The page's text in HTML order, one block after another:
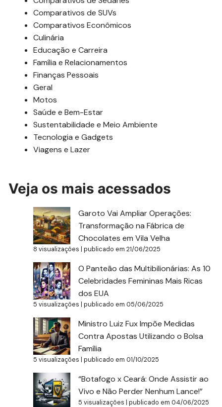
Comparativos de SUVs
Comparativos Econômicos
Culinária
Educação e Carreira
Família e Relacionamentos
Finanças Pessoais
Geral
Motos
Saúde e Bem-Estar
Sustentabilidade e Meio Ambiente
Tecnologia e Gadgets
Viagens e Lazer
Veja os mais acessados
Garoto Vai Ampliar Operações:
Transformação na Fábrica de
Chocolates em Vila Velha
8 visualizações |publicado em 21/06/2025
O Panteão das Multibilionárias: As 10
Celebridades Femininas Mais Ricas
dos EUA
5 visualizações |publicado em 05/06/2025
Ministro Luiz Fux Impõe Medidas
Contra Apostas Utilizando o Bolsa
Família
5 visualizações |publicado em 01/10/2025
“Botafogo x Ceará: Onde Assistir ao
Vivo e Não Perder Nenhum Lance!”
5 visualizações |publicado em 04/06/2025